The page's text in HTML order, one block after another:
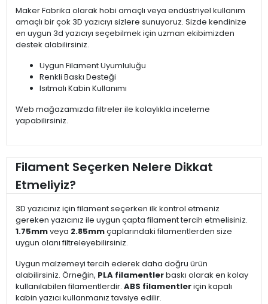
Maker Fabrika olarak hobi amaçlı veya endüstriyel kullanım
amaçlı bir çok 3D yazıcıyı sizlere sunuyoruz. Sizde kendinize
en uygun 3d yazıcıyı seçebilmek için uzman ekibimizden
destek alabilirsiniz.
Uygun Filament Uyumluluğu
Renkli Baskı Desteği
Isıtmalı Kabin Kullanımı
Web mağazamızda filtreler ile kolaylıkla inceleme
yapabilirsiniz.
Filament Seçerken Nelere Dikkat
Etmeliyiz?
3D yazıcınız için filament seçerken ilk kontrol etmeniz
gereken yazıcınız ile uygun çapta filament tercih etmelisiniz.
1.75mmveya 2.85mmçaplarındaki filamentlerden size
uygun olanı filtreleyebilirsiniz.
Uygun malzemeyi tercih ederek daha doğru ürün
alabilirsiniz. Örneğin, PLA filamentlerbaskı olarak en kolay
kullanılabilen filamentlerdir. ABS filamentleriçin kapalı
kabin yazıcı kullanmanız tavsiye edilir.